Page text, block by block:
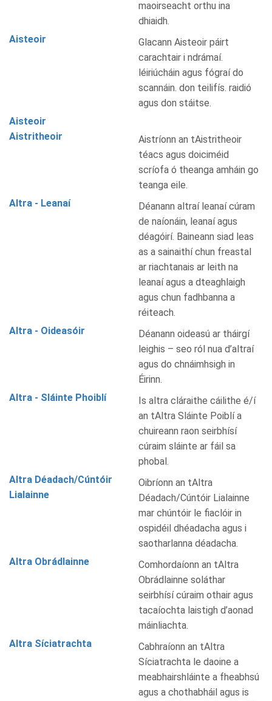
maoirseacht orthu ina
dhiaidh.
Aisteoir
Glacann Aisteoir páirt
carachtair i ndrámaí.
léiriúcháin agus fógraí do
scannáin. don teilifís. raidió
agus don stáitse.
Aisteoir
Aistritheoir
Aistríonn an tAistritheoir
téacs agus doiciméid
scríofa ó theanga amháin go
teanga eile.
Altra - Leanaí
Déanann altraí leanaí cúram
de naíonáin, leanaí agus
déagóirí. Baineann siad leas
as a sainaithí chun freastal
ar riachtanais ar leith na
leanaí agus a dteaghlaigh
agus chun fadhbanna a
réiteach.
Altra - Oideasóir
Déanann oideasú ar tháirgí
leighis – seo ról nua d’altraí
agus do chnáimhsigh in
Éirinn.
Altra - Sláinte Phoiblí
Is altra cláraithe cáilithe é/í
an tAltra Sláinte Poiblí a
chuireann raon seirbhísí
cúraim sláinte ar fáil sa
phobal.
Altra Déadach/Cúntóir
Lialainne
Oibríonn an tAltra
Déadach/Cúntóir Lialainne
mar chúntóir le fiaclóir in
ospidéil dhéadacha agus i
saotharlanna déadacha.
Altra Obrádlainne
Comhordaíonn an tAltra
Obrádlainne soláthar
seirbhísí cúraim othair agus
tacaíochta laistigh d’aonad
máinliachta.
Altra Síciatrachta
Cabhraíonn an tAltra
Síciatrachta le daoine a
meabhairshláinte a fheabhsú
agus a chothabháil agus is